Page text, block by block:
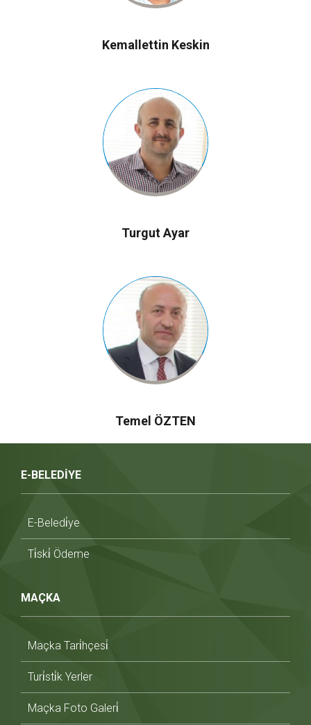
Kemallettin Keskin
Turgut Ayar
Temel ÖZTEN
E-BELEDİYE
E-Beledi̇ye
Ti̇ski̇ Ödeme
MAÇKA
Maçka Tari̇hçesi̇
Turi̇sti̇k Yerler
Maçka Foto Galeri̇